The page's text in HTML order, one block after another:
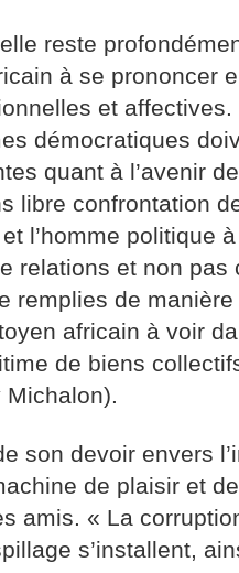
reste
à se prononcer
et
démocratiques
quant à l’avenir
libre confrontation
l’homme politique
relations et non pas
remplies de
africain à voir
de biens
Michalon).
son devoir envers
de plaisir et
amis. « La
s’installent,